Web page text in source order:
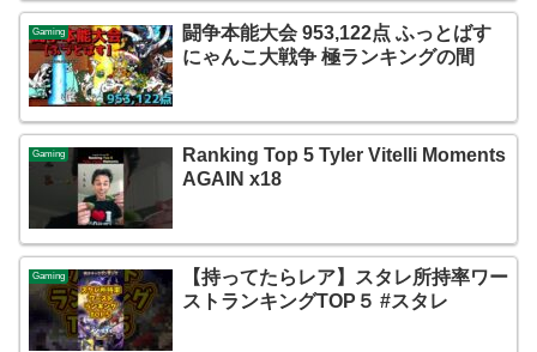
Gaming
闘争本能大会 953,122点 ふっとばす
にゃんこ大戦争 極ランキングの間
Gaming
Ranking Top 5 Tyler Vitelli Moments
AGAIN x18
Gaming
【持ってたらレア】スタレ所持率ワー
ストランキングTOP５ #スタレ